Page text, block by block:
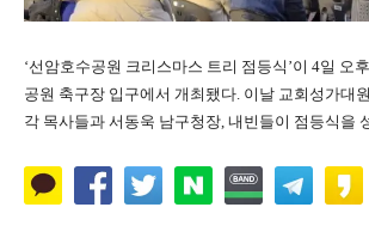
‘선암호수공원 크리스마스 트리 점등식’이 4일 오
공원 축구장 입구에서 개최됐다. 이날 교회성가대
각 목사들과 서동욱 남구청장, 내빈들이 점등식을